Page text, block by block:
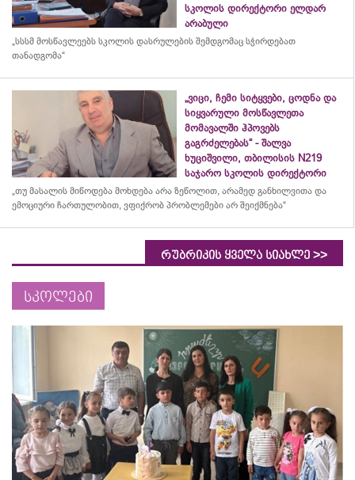
სკოლის დირექტორი ელდარ
არაბული
„სსსმ მოსწავლეებს სკოლის დასრულების შემდგომაც სჭირდებათ
თანადგომა“
„ვიცი, ჩემი სიტყვები, ცოდნა და
სიყვარული მოსწავლეთა
მომავალში ჰპოვებს
გაგრძელებას“ - შალვა
ხუციშვილი, თბილისის N219
საჯარო სკოლის დირექტორი
„თუ მასალის მიწოდება მოხდება არა ზეწოლით, არამედ განხილვითა და
ემოციური ჩართულობით, ვფიქრობ პრობლემები არ შეიქმნება“
რუბრიკის ყველა სიახლე >>
სკოლები